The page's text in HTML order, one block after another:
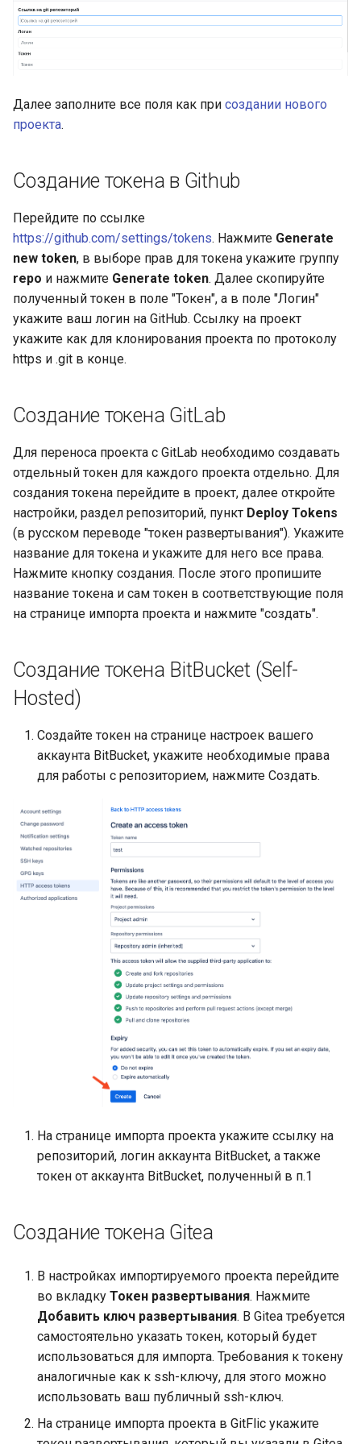
RubyGem
Cargo
Conda
StarVault
агентов
Окружения
Компоненты
Подмодули
Интеграция с Kubernetes
Методы для Окружений
Методы для Проблем
Методы для Реестра
пакетов
Методы для Репозиториев
реестра
Методы для Релизов
Методы для Тегов
Методы для CI/CD
инженерном контуре
Импортонезависимый и
процесс
инженерных практик на
несколько команд,
контуров и продуктов
Снижение стоимости
владения инженерной
как следующий уровень
Самообслуживание и
снижение когнитивной
нагрузки разработчиков
через платформенный
контур
Подготовка ядра
IDP-стандарта
Масштабирование
инженерного потока на
Снижение потерь на
Далее заполните все поля как при создании нового
проекта.
Создание токена в Github
Перейдите по ссылке
https://github.com/settings/tokens. Нажмите Generate
new token, в выборе прав для токена укажите группу
repo и нажмите Generate token. Далее скопируйте
полученный токен в поле "Токен", а в поле "Логин"
укажите ваш логин на GitHub. Ссылку на проект
укажите как для клонирования проекта по протоколу
https и .git в конце.
Создание токена GitLab
Для переноса проекта с GitLab необходимо создавать
отдельный токен для каждого проекта отдельно. Для
создания токена перейдите в проект, далее откройте
настройки, раздел репозиторий, пункт Deploy Tokens
(в русском переводе "токен развертывания"). Укажите
название для токена и укажите для него все права.
Нажмите кнопку создания. После этого пропишите
название токена и сам токен в соответствующие поля
на странице импорта проекта и нажмите "создать".
Создание токена BitBucket (Self-
Hosted)
Создайте токен на странице настроек вашего
аккаунта BitBucket, укажите необходимые права
для работы с репозиторием, нажмите Создать.
На странице импорта проекта укажите ссылку на
репозиторий, логин аккаунта BitBucket, а также
токен от аккаунта BitBucket, полученный в п.1
Создание токена Gitea
В настройках импортируемого проекта перейдите
во вкладку Токен развертывания. Нажмите
Добавить ключ развертывания. В Gitea требуется
самостоятельно указать токен, который будет
использоваться для импорта. Требования к токену
аналогичные как к ssh-ключу, для этого можно
использовать ваш публичный ssh-ключ.
На странице импорта проекта в GitFlic укажите